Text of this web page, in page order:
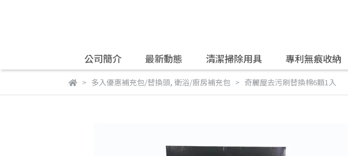
帳下單，僅供宅配之商品請勿選擇超
公司簡介 最新動態 清潔掃除用具 專利無痕收納
多入優惠補充包/替換頭, 衛浴/廚房補充包 奇麗屋去污刷替換棉6顆1入